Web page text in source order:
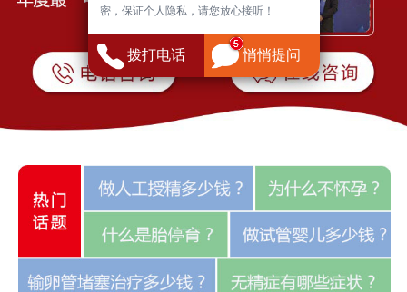
密，保证个人隐私，请您放心接听！
拨打电话 悄悄提问